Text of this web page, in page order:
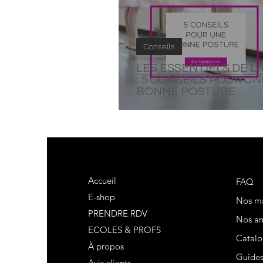
LES ESSENTIELS DE
: 5 CONSEILS POUR
BONNE POSTURE
Conseils
Accueil
E-shop
PRENDRE RDV
ECOLES & PROFS
À propos
FAQ
Nos
Nos
Guides